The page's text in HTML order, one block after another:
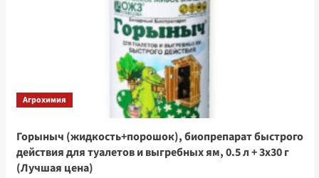
Агрохимия
Горыныч (жидкость+порошок), биопрепарат быстрого
действия для туалетов и выгребных ям, 0.5 л + 3х30 г
(Лучшая цена)